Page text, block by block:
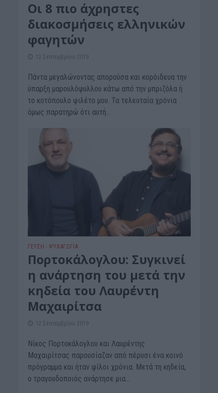
Οι 8 πιο άχρηστες
διακοσμήσεις ελληνικών
φαγητών
12 Σεπτεμβρίου 2019
Πάντα μεγαλώνοντας απορούσα και κορόιδευα την
ύπαρξη μαρουλόφυλλου κάτω από την μπριζόλα ή
το κοτόπουλο φιλέτο μου. Τα τελευταία χρόνια
όμως παρατηρώ ότι αυτή...
ΓΕΎΣΗ - ΨΥΧΑΓΩΓΊΑ
Πορτοκάλογλου: Συγκινεί
η ανάρτηση του μετά την
κηδεία του Λαυρέντη
Μαχαιρίτσα
12 Σεπτεμβρίου 2019
Νίκος Πορτοκάλογλου και Λαυρέντης
Μαχαιρίτσας παρουσίαζαν από πέρυσι ένα κοινό
πρόγραμμα και ήταν φίλοι χρόνια. Μετά τη κηδεία,
ο τραγουδοποιός ανάρτησε μια...